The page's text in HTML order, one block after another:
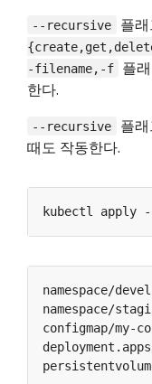
--recursive 플
-filename,-f
플
한다.
--recursive 플
때도 작동한다.